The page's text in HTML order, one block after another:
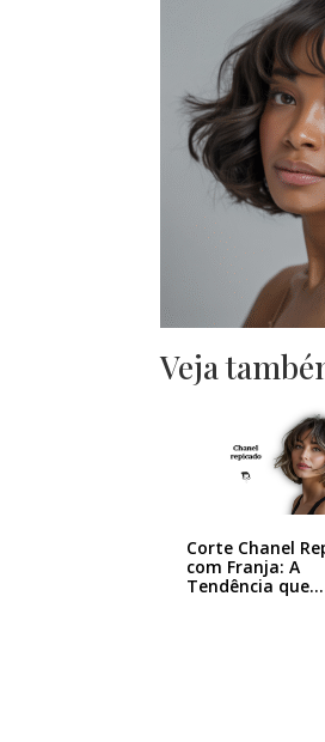
Veja
Corte Chanel
com Franja: A
Tendência que…